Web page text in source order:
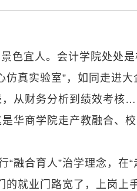
色宜人。会计学院处处
真实验室”，如同走进大
，从财务分析到绩效考核
华商学院走产教融合、
融合育人”治学理念，在“
的就业门路宽了，上岗上